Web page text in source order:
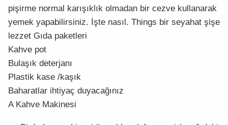
pişirme normal karışıklık olmadan bir cezve kullanarak
yemek yapabilirsiniz. İşte nasıl. Things bir seyahat şişe
lezzet Gıda paketleri
Kahve pot
Bulaşık deterjanı
Plastik kase /kaşık
Baharatlar ihtiyaç duyacağınız
A Kahve Makinesi